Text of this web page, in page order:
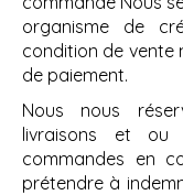
organisme de
condition de vente
de paiement.
Nous nous
livraisons et ou
commandes en
prétendre à